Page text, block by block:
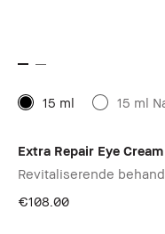
15 ml 15 ml
Extra Repair Eye
Revitaliserende
€108.00